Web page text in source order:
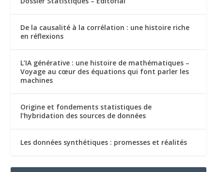
De la causalité à la corrélation : une histoire riche
en réflexions
L’IA générative : une histoire de mathématiques –
Voyage au cœur des équations qui font parler les
machines
Origine et fondements statistiques de
l’hybridation des sources de données
Les données synthétiques : promesses et réalités